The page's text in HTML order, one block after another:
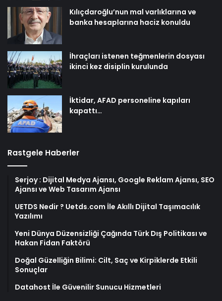
Kılıçdaroğlu’nun mal varlıklarına ve
banka hesaplarına haciz konuldu
İhraçları istenen teğmenlerin dosyası
ikinci kez disiplin kurulunda
İktidar, AFAD personeline kapıları
kapattı…
Rastgele Haberler
Serjoy : Dijital Medya Ajansı, Google Reklam Ajansı, SEO
Ajansı ve Web Tasarım Ajansı
UETDS Nedir ? Uetds.com İle Akıllı Dijital Taşımacılık
Yazılımı
Yeni Dünya Düzensizliği Çağında Türk Dış Politikası ve
Hakan Fidan Faktörü
Doğal Güzelliğin Bilimi: Cilt, Saç ve Kirpiklerde Etkili
Sonuçlar
Datahost İle Güvenilir Sunucu Hizmetleri